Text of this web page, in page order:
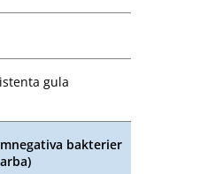
gula
bakterier